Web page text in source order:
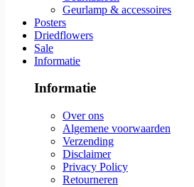
Geurlamp & accessoires
Posters
Driedflowers
Sale
Informatie
Informatie
Over ons
Algemene voorwaarden
Verzending
Disclaimer
Privacy Policy
Retourneren